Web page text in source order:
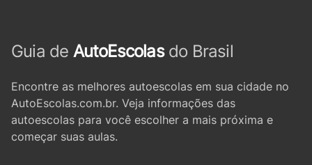
Guia de AutoEscolasdo Brasil
Encontre as melhores autoescolas em sua cidade no
AutoEscolas.com.br. Veja informações das
autoescolas para você escolher a mais próxima e
começar suas aulas.